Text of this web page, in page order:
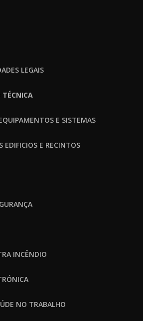
LEGAIS
TÉCNICA
E SISTEMAS
EDIFICIOS E RECINTOS
INCÊNDIO
NO TRABALHO